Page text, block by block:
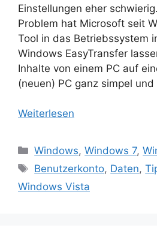
Einstellungen eher
Problem hat Microsoft seit
Tool in das Betriebssystem
Windows EasyTransfer
Inhalte von einem PC auf
(neuen) PC ganz simpel
Weiterlesen
Kategorien
Windows,Windows 7,
Schlagwörter
Benutzerkonto, Daten,
Windows Vista